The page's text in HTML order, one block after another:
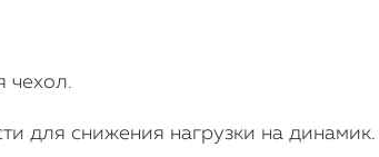
чехол.
для снижения нагрузки на динамик.